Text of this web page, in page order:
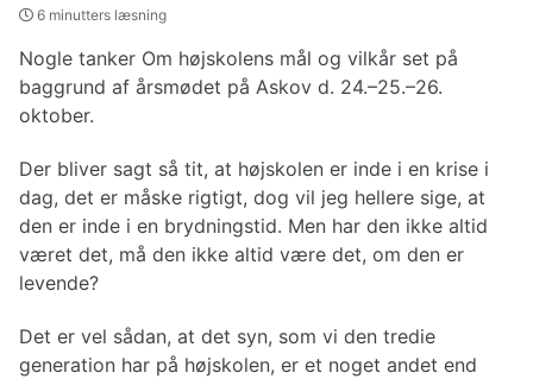
6 minutters læsning
Nogle tanker Om højskolens mål og vilkår set på
baggrund af årsmødet på Askov d. 24.–25.–26.
oktober.
Der bliver sagt så tit, at højskolen er inde i en krise i
dag, det er måske rigtigt, dog vil jeg hellere sige, at
den er inde i en brydningstid. Men har den ikke altid
været det, må den ikke altid være det, om den er
levende?
Det er vel sådan, at det syn, som vi den tredie
generation har på højskolen, er et noget andet end